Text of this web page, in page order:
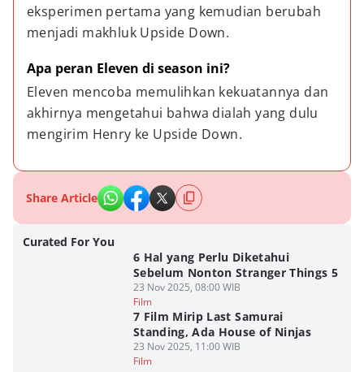
eksperimen pertama yang kemudian berubah
menjadi makhluk Upside Down.
Apa peran Eleven di season ini?
Eleven mencoba memulihkan kekuatannya dan
akhirnya mengetahui bahwa dialah yang dulu
mengirim Henry ke Upside Down.
Share Article
Curated For You
6 Hal yang Perlu Diketahui
Sebelum Nonton Stranger Things 5
23 Nov 2025, 08:00 WIB
Film
7 Film Mirip Last Samurai
Standing, Ada House of Ninjas
23 Nov 2025, 11:00 WIB
Film